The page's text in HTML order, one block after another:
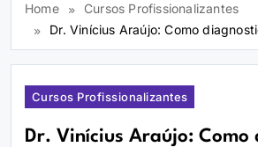
Home
Cursos Profissionalizantes
Dr. Vinícius Araújo: Como
Cursos Profissionalizantes
Dr. Vinícius Araújo: